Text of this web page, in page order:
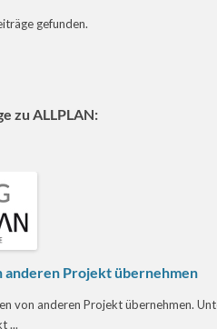
gefunden.
zu ALLPLAN:
anderen Projekt übernehmen
von anderen Projekt übernehmen.
...